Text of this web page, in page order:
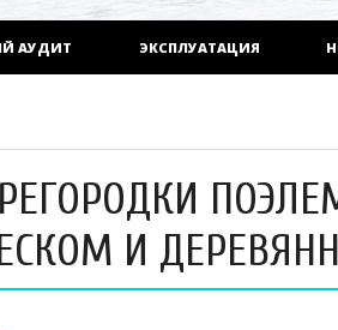
АУДИТ ЭКСПЛУАТАЦИЯ
И